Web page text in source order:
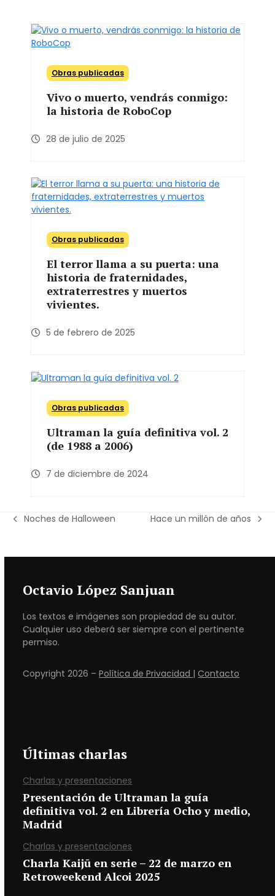
Obras publicadas
Vivo o muerto, vendrás conmigo:
la historia de RoboCop
28 de julio de 2025
Obras publicadas
El terror llama a su puerta: una
historia de fraternidades,
extraterrestres y muertos
vivientes.
5 de febrero de 2025
Obras publicadas
Ultraman la guía definitiva vol. 2
(de 1988 a 2006)
7 de diciembre de 2024
previous
Noches de Halloween
next
Hace un millón de años
Octavio López Sanjuan
Los textos e imágenes son propiedad de su autor.
Cualquier uso deberá ser siempre con el pertinente
permiso.
Copyright 2026 –Política de Privacidad |Contacto
Últimas charlas
Charlas y presentaciones
Presentación de Ultraman la guía
definitiva vol. 2 en Librería Ocho y medio,
Madrid
Charlas y presentaciones
Charla Kaijū en serie – 22 de marzo en
Retroweekend Alcoi 2025